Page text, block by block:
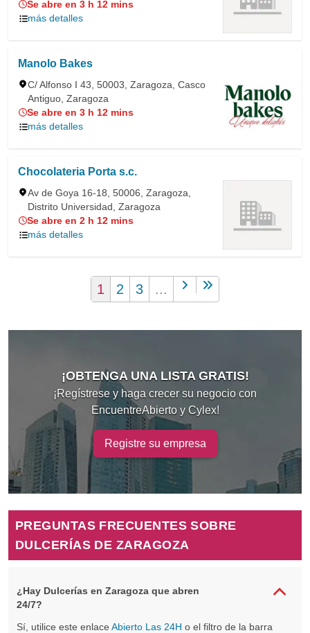
Se abre en 3 h 12 mins
más detalles
Manolo Bakes
C/ Alfonso I 43, 50003, Zaragoza, Casco
Antiguo, Zaragoza
Se abre en 3 h 12 mins
más detalles
Chocolateria Porta s.c.
Av de Goya 16-18, 50006, Zaragoza,
Distrito Universidad, Zaragoza
Se abre en 2 h 12 mins
más detalles
1 2 3 ...
¡OBTENGA UNA LISTA GRATIS!
¡Regístrese y haga crecer su negocio con
EncuentreAbierto y Cylex!
Registre su empresa
PREGUNTAS FRECUENTES SOBRE
DULCERÍAS DE ZARAGOZA
¿Hay Dulcerías en Zaragoza que abren
24/7?
Sí, utilice este enlace Abierto Las 24H o el filtro de la barra